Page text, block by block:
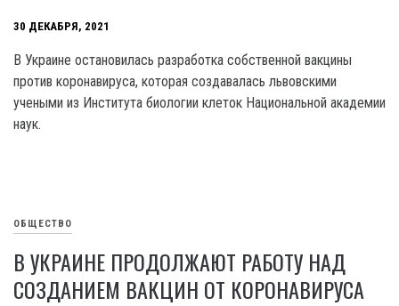
30 ДЕКАБРЯ, 2021
В Украине остановилась разработка собственной вакцины
против коронавируса, которая создавалась львовскими
учеными из Института биологии клеток Национальной академии
наук.
ОБЩЕСТВО
В УКРАИНЕ ПРОДОЛЖАЮТ РАБОТУ НАД
СОЗДАНИЕМ ВАКЦИН ОТ КОРОНАВИРУСА